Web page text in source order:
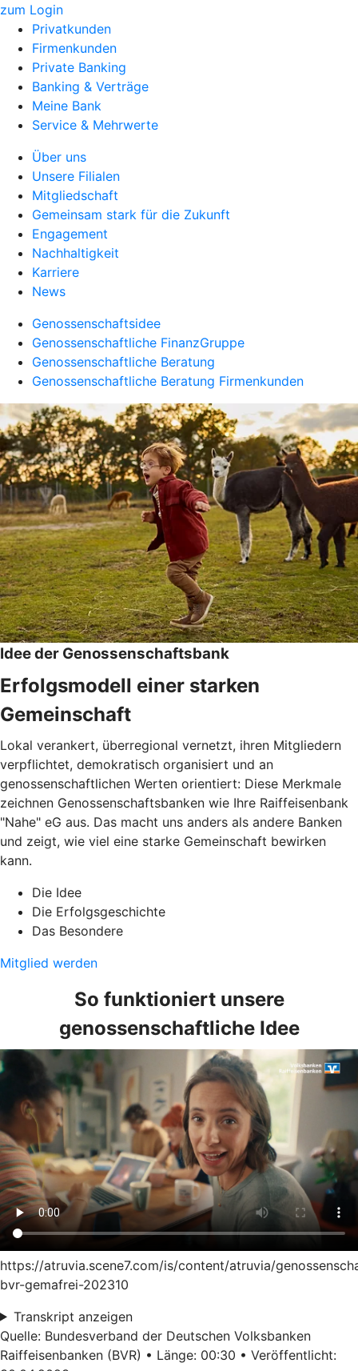
zum Login
Privatkunden
Firmenkunden
Private Banking
Banking & Verträge
Meine Bank
Service & Mehrwerte
Über uns
Unsere Filialen
Mitgliedschaft
Gemeinsam stark für die Zukunft
Engagement
Nachhaltigkeit
Karriere
News
Genossenschaftsidee
Genossenschaftliche FinanzGruppe
Genossenschaftliche Beratung
Genossenschaftliche Beratung Firmenkunden
Idee der Genossenschaftsbank
Erfolgsmodell einer starken
Gemeinschaft
Lokal verankert, überregional vernetzt, ihren Mitgliedern
verpflichtet, demokratisch organisiert und an
genossenschaftlichen Werten orientiert: Diese Merkmale
zeichnen Genossenschaftsbanken wie Ihre Raiffeisenbank
"Nahe" eG aus. Das macht uns anders als andere Banken
und zeigt, wie viel eine starke Gemeinschaft bewirken
kann.
Die Idee
Die Erfolgsgeschichte
Das Besondere
Mitglied werden
So funktioniert unsere
genossenschaftliche Idee
https://atruvia.scene7.com/is/content/atruvia/
bvr-gemafrei-202310
Transkript anzeigen
Quelle: Bundesverband der Deutschen Volksbanken
Raiffeisenbanken (BVR) • Länge: 00:30 • Veröffentlicht: